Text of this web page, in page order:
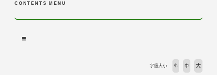
CONTENTS MENU
字級大小 小 中 大